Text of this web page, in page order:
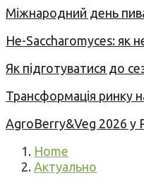
Міжнародний день
Не-Saccharomyces: як
Як підготуватися до
Трансформація ринку
AgroBerry&Veg 2026 у
Home
Актуально